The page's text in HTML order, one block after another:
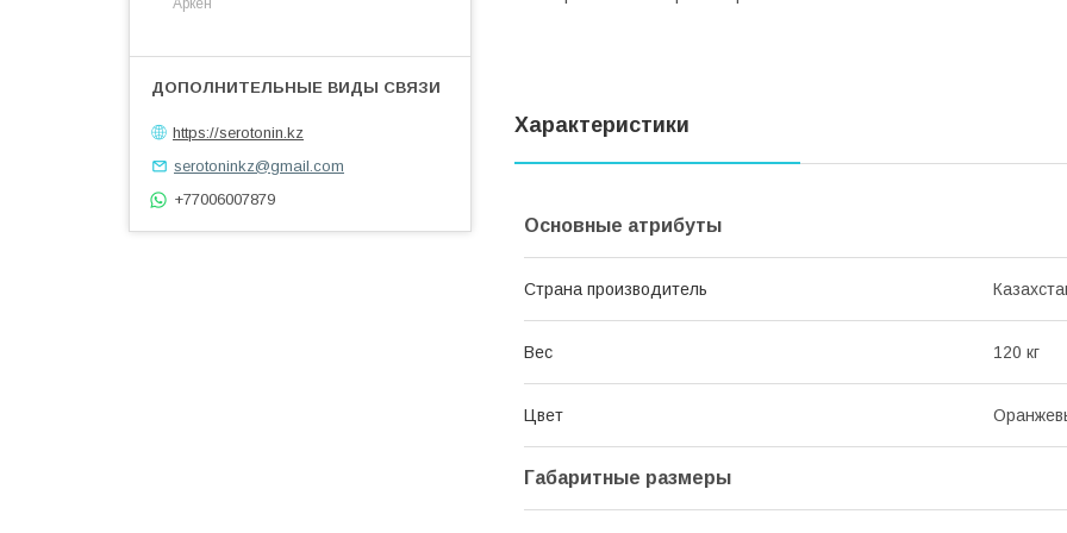
Характеристики
Основные атрибуты
Страна производитель
Вес 120 кг
Цвет
Габаритные размеры
Аркен
https://serotonin.kz
serotoninkz@gmail.com
+77006007879